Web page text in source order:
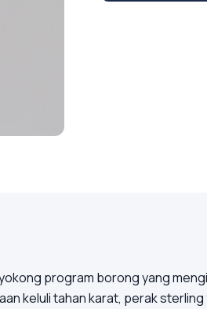
program borong yang
keluli tahan karat, perak